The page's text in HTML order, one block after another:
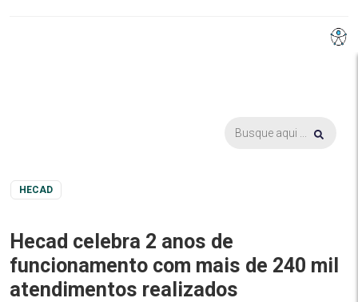
HECAD
Hecad celebra 2 anos de
funcionamento com mais de 240 mil
atendimentos realizados